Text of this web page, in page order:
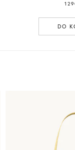
DO